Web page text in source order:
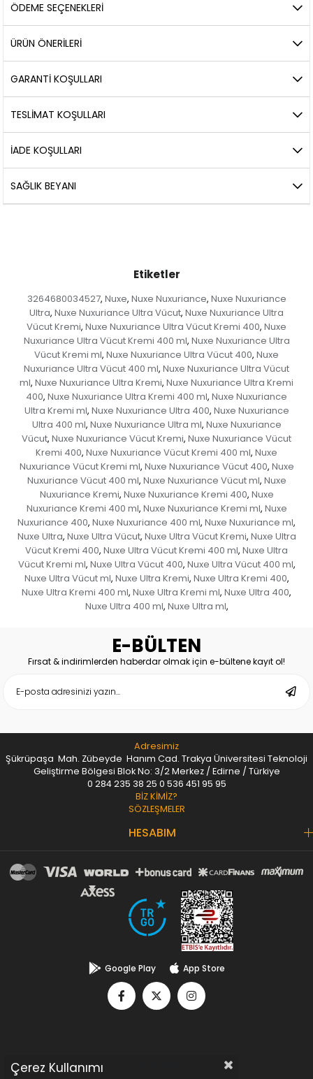
ÖDEME SEÇENEKLERI
ÜRÜN ÖNERILERI
GARANTİ KOŞULLARI
TESLİMAT KOŞULLARI
İADE KOŞULLARI
SAĞLIK BEYANI
Etiketler
3264680034527, Nuxe, Nuxe Nuxuriance, Nuxe Nuxuriance
Ultra, Nuxe Nuxuriance Ultra Vücut, Nuxe Nuxuriance Ultra
Vücut Kremi, Nuxe Nuxuriance Ultra Vücut Kremi 400, Nuxe
Nuxuriance Ultra Vücut Kremi 400 ml, Nuxe Nuxuriance Ultra
Vücut Kremi ml, Nuxe Nuxuriance Ultra Vücut 400, Nuxe
Nuxuriance Ultra Vücut 400 ml, Nuxe Nuxuriance Ultra Vücut
ml, Nuxe Nuxuriance Ultra Kremi, Nuxe Nuxuriance Ultra Kremi
400, Nuxe Nuxuriance Ultra Kremi 400 ml, Nuxe Nuxuriance
Ultra Kremi ml, Nuxe Nuxuriance Ultra 400, Nuxe Nuxuriance
Ultra 400 ml, Nuxe Nuxuriance Ultra ml, Nuxe Nuxuriance
Vücut, Nuxe Nuxuriance Vücut Kremi, Nuxe Nuxuriance Vücut
Kremi 400, Nuxe Nuxuriance Vücut Kremi 400 ml, Nuxe
Nuxuriance Vücut Kremi ml, Nuxe Nuxuriance Vücut 400, Nuxe
Nuxuriance Vücut 400 ml, Nuxe Nuxuriance Vücut ml, Nuxe
Nuxuriance Kremi, Nuxe Nuxuriance Kremi 400, Nuxe
Nuxuriance Kremi 400 ml, Nuxe Nuxuriance Kremi ml, Nuxe
Nuxuriance 400, Nuxe Nuxuriance 400 ml, Nuxe Nuxuriance ml,
Nuxe Ultra, Nuxe Ultra Vücut, Nuxe Ultra Vücut Kremi, Nuxe Ultra
Vücut Kremi 400, Nuxe Ultra Vücut Kremi 400 ml, Nuxe Ultra
Vücut Kremi ml, Nuxe Ultra Vücut 400, Nuxe Ultra Vücut 400 ml,
Nuxe Ultra Vücut ml, Nuxe Ultra Kremi, Nuxe Ultra Kremi 400,
Nuxe Ultra Kremi 400 ml, Nuxe Ultra Kremi ml, Nuxe Ultra 400,
Nuxe Ultra 400 ml, Nuxe Ultra ml,
E-BÜLTEN
Fırsat & indirimlerden haberdar olmak için e-bültene kayıt ol!
Adresimiz
Şükrüpaşa Mah. Zübeyde Hanım Cad. Trakya Üniversitesi Teknoloji
Geliştirme Bölgesi Blok No: 3/2 Merkez / Edirne / Türkiye
0 284 235 38 25 0 536 451 95 95
BİZ KİMİZ?
SÖZLEŞMELER
HESABIM
Google Play App Store
Çerez Kullanımı